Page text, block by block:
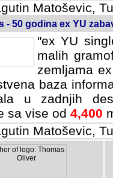
Matoševic,
- 50 godina ex YU
"ex YU
malih
zemljama
baza
u zadnjih
sa vise od 4,400
Matoševic,